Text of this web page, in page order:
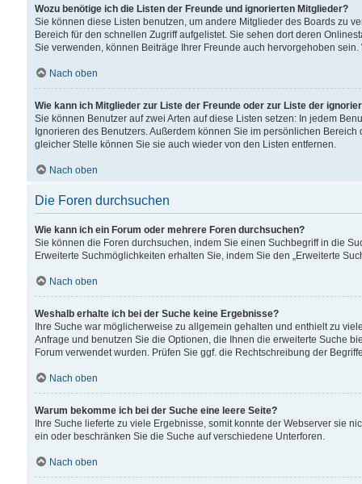
Wozu benötige ich die Listen der Freunde und ignorierten Mitglieder?
Sie können diese Listen benutzen, um andere Mitglieder des Boards zu
Bereich für den schnellen Zugriff aufgelistet. Sie sehen dort deren
Sie verwenden, können Beiträge Ihrer Freunde auch hervorgehoben
Nach oben
Wie kann ich Mitglieder zur Liste der Freunde oder zur Liste der
Sie können Benutzer auf zwei Arten auf diese Listen setzen: In jedem
Ignorieren des Benutzers. Außerdem können Sie im persönlichen
gleicher Stelle können Sie sie auch wieder von den Listen entfernen.
Nach oben
Die Foren durchsuchen
Wie kann ich ein Forum oder mehrere Foren durchsuchen?
Sie können die Foren durchsuchen, indem Sie einen Suchbegriff in die
Erweiterte Suchmöglichkeiten erhalten Sie, indem Sie den „Erweiterte
Nach oben
Weshalb erhalte ich bei der Suche keine Ergebnisse?
Ihre Suche war möglicherweise zu allgemein gehalten und enthielt zu
Anfrage und benutzen Sie die Optionen, die Ihnen die erweiterte Suche
Forum verwendet wurden. Prüfen Sie ggf. die Rechtschreibung der
Nach oben
Warum bekomme ich bei der Suche eine leere Seite?
Ihre Suche lieferte zu viele Ergebnisse, somit konnte der Webserver sie
ein oder beschränken Sie die Suche auf verschiedene Unterforen.
Nach oben